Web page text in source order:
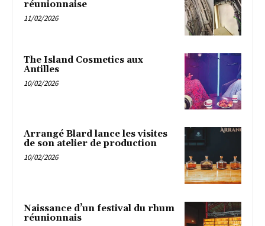
réunionnaise
11/02/2026
The Island Cosmetics aux
Antilles
10/02/2026
Arrangé Blard lance les visites
de son atelier de production
10/02/2026
Naissance d’un festival du rhum
réunionnais